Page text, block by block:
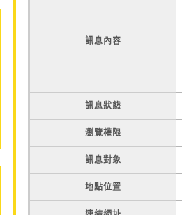
訊息內容
訊息狀態
瀏覽權限
訊息對象
地點位置